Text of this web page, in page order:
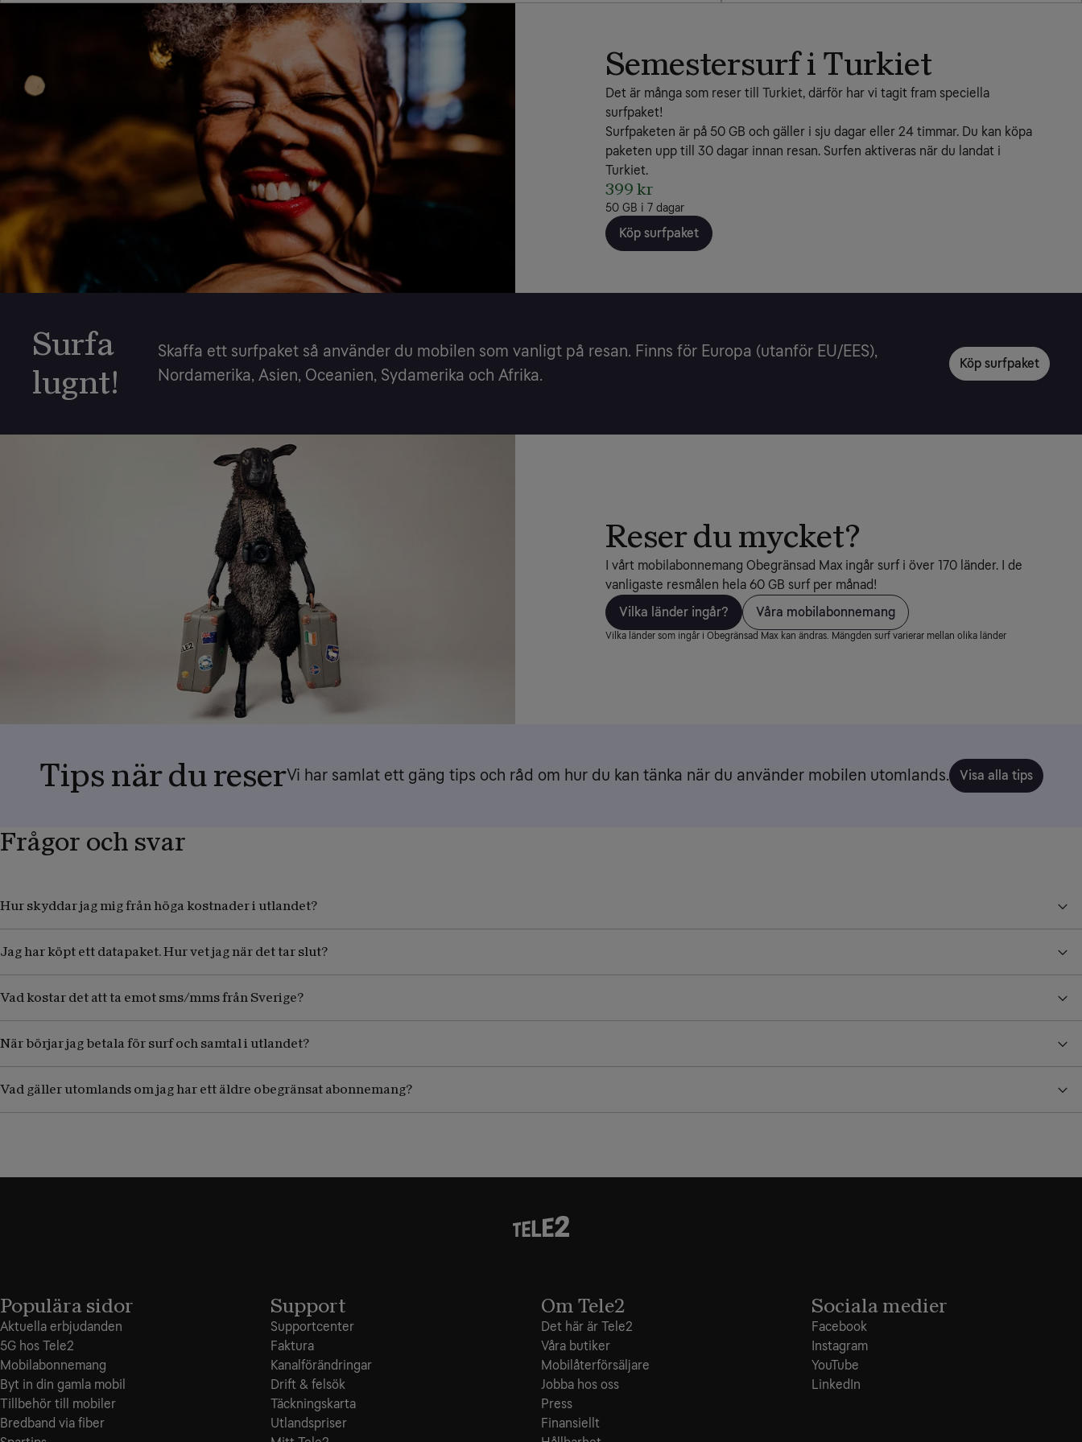
Semestersurf i Turkiet
Det är många som reser till Turkiet, därför har vi tagit fram speciella
surfpaket!
Surfpaketen är på 50 GB och gäller i sju dagar eller 24 timmar. Du kan köpa
paketen upp till 30 dagar innan resan. Surfen aktiveras när du landat i
Turkiet.
399 kr
50 GB i 7 dagar
Köp surfpaket
Surfa
lugnt!
Skaffa ett surfpaket så använder du mobilen som vanligt på resan. Finns för Europa (utanför EU/EES),
Nordamerika, Asien, Oceanien, Sydamerika och Afrika.
Köp surfpaket
Reser du mycket?
I vårt mobilabonnemang Obegränsad Max ingår surf i över 170 länder. I de
vanligaste resmålen hela 60 GB surf per månad!
Vilka länder ingår?
Våra mobilabonnemang
Vilka länder som ingår i Obegränsad Max kan ändras. Mängden surf varierar mellan olika länder
Tips när du reserVi har samlat ett gäng tips och råd om hur du kan tänka när du använder mobilen utomlands. Visa alla tips
Frågor och svar
Hur skyddar jag mig från höga kostnader i utlandet?
Jag har köpt ett datapaket. Hur vet jag när det tar slut?
Vad kostar det att ta emot sms/mms från Sverige?
När börjar jag betala för surf och samtal i utlandet?
Vad gäller utomlands om jag har ett äldre obegränsat abonnemang?
Populära sidor
Aktuella erbjudanden
5G hos Tele2
Mobilabonnemang
Byt in din gamla mobil
Tillbehör till mobiler
Bredband via fiber
Support
Supportcenter
Faktura
Kanalförändringar
Drift & felsök
Täckningskarta
Utlandspriser
Om Tele2
Det här är Tele2
Våra butiker
Mobilåterförsäljare
Jobba hos oss
Press
Finansiellt
Sociala medier
Facebook
Instagram
YouTube
LinkedIn